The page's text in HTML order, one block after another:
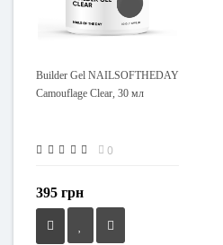
Builder Gel NAILSOFTHEDAY
Camouflage Сlear, 30 мл
0
395 грн